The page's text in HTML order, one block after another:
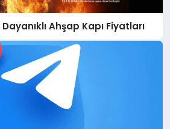
Ahşap Kapı Fiyatları